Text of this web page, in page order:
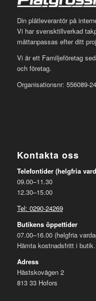
Din plåtleverantör på
Vi har svensktillverkad
måttanpassas efter ditt
Vi är ett Familjeföretag
och företag.
Organisationsnr: 556089-
Kontakta oss
Telefontider (helgfria
09.00–11.30
12.30–15.00
Tel: 0290-24269
Butikens öppettider
07.00–16.00 (helgfria
Hämta kostnadsfritt i butik.
Adress
Hästskovägen 2
813 33 Hofors